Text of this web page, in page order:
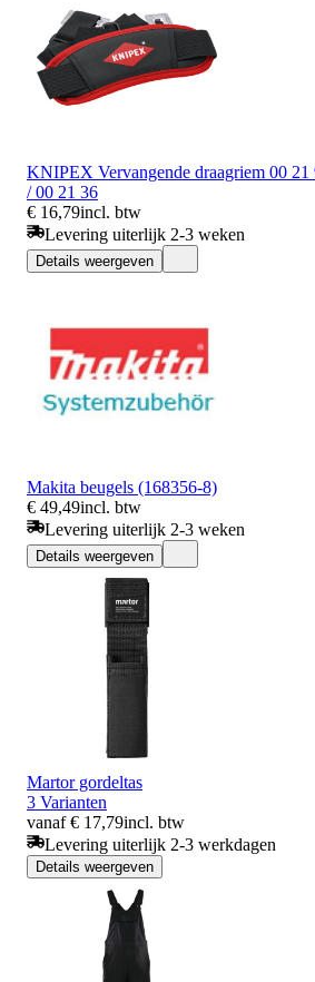
KNIPEX Vervangende draagriem 00
/ 00 21 36
€ 16,79incl. btw
Levering uiterlijk 2-3 weken
Details weergeven
Makita beugels (168356-8)
€ 49,49incl. btw
Levering uiterlijk 2-3 weken
Details weergeven
Martor gordeltas
3 Varianten
vanaf € 17,79incl. btw
Levering uiterlijk 2-3 werkdagen
Details weergeven